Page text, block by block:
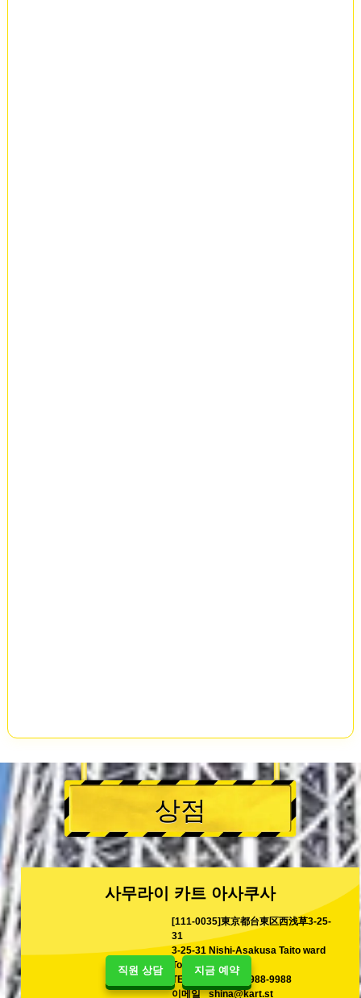
직원 상담 지금 예약
상점
사무라이 카트 아사쿠사
[111-0035]東京都台東区西浅草3-25-
31
3-25-31 Nishi-Asakusa Taito ward
Tokyo, Japan
TEL
+81-80-9988-9988
이메일
shina@kart.st